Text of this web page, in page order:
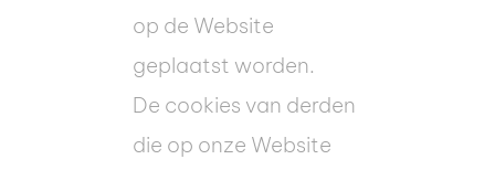
op de Website
geplaatst worden.
De cookies van derden
die op onze Website